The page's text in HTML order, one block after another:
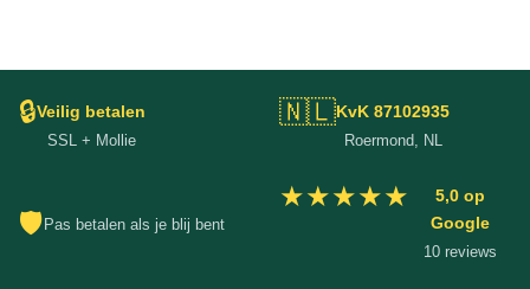
🔒Veilig betalen
SSL + Mollie
🇳🇱KvK 87102935
Roermond, NL
🛡 Pas betalen als je blij bent
★★★★★
5,0 op
Google
10 reviews